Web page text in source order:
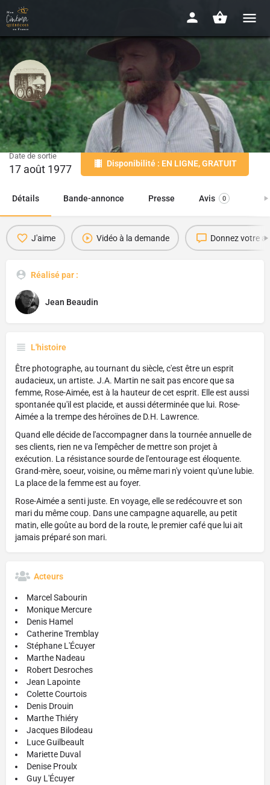
J.A. Martin photographe
1976 - 1h41
Date de sortie
17 août 1977 Disponibilité : EN LIGNE, GRATUIT
Détails Bande-annonce Presse Avis 0
J'aime Vidéo à la demande Donnez votre
Réalisé par :
Jean Beaudin
L'histoire
Être photographe, au tournant du siècle, c'est être un esprit
audacieux, un artiste. J.A. Martin ne sait pas encore que sa
femme, Rose-Aimée, est à la hauteur de cet esprit. Elle est aussi
spontanée qu'il est placide, et aussi déterminée que lui. Rose-
Aimée a la trempe des héroïnes de D.H. Lawrence.
Quand elle décide de l'accompagner dans la tournée annuelle de
ses clients, rien ne va l'empêcher de mettre son projet à
exécution. La résistance sourde de l'entourage est éloquente.
Grand-mère, soeur, voisine, ou même mari n'y voient qu'une lubie.
La place de la femme est au foyer.
Rose-Aimée a senti juste. En voyage, elle se redécouvre et son
mari du même coup. Dans une campagne aquarelle, au petit
matin, elle goûte au bord de la route, le premier café que lui ait
jamais préparé son mari.
Acteurs
Marcel Sabourin
Monique Mercure
Denis Hamel
Catherine Tremblay
Stéphane L'Écuyer
Marthe Nadeau
Robert Desroches
Jean Lapointe
Colette Courtois
Denis Drouin
Marthe Thiéry
Jacques Bilodeau
Luce Guilbeault
Mariette Duval
Denise Proulx
Guy L'Écuyer